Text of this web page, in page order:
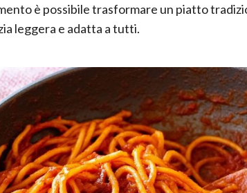
è possibile trasformare un piatto
leggera e adatta a tutti.